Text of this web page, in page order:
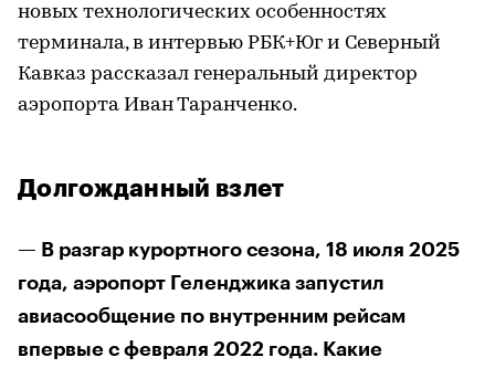
новых технологических особенностях
терминала, в интервью РБК+Юг и Северный
Кавказ рассказал генеральный директор
аэропорта Иван Таранченко.
Долгожданный взлет
— В разгар курортного сезона, 18 июля 2025
года, аэропорт Геленджика запустил
авиасообщение по внутренним рейсам
впервые с февраля 2022 года. Какие